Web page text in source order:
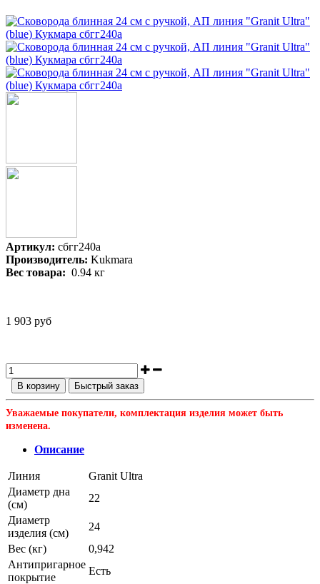
Артикул: сбгг240а
Производитель: Kukmara
Вес товара: 0.94 кг
1 903 руб
В корзину Быстрый заказ
Уважаемые покупатели, комплектация изделия может быть
изменена.
Описание
Линия
Granit Ultra
Диаметр дна
(см)
22
Диаметр
изделия (см)
24
Вес (кг)
0,942
Антипригарное
покрытие
Есть